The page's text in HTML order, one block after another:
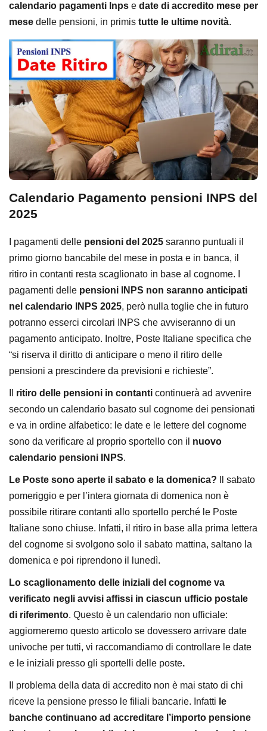
calendario pagamenti Inps e date di accredito mese per
mese delle pensioni, in primis tutte le ultime novità.
Calendario Pagamento pensioni INPS del
2025
I pagamenti delle pensioni del 2025 saranno puntuali il
primo giorno bancabile del mese in posta e in banca, il
ritiro in contanti resta scaglionato in base al cognome. I
pagamenti delle pensioni INPS non saranno anticipati
nel calendario INPS 2025, però nulla toglie che in futuro
potranno esserci circolari INPS che avviseranno di un
pagamento anticipato. Inoltre, Poste Italiane specifica che
“si riserva il diritto di anticipare o meno il ritiro delle
pensioni a prescindere da previsioni e richieste”.
ritiro delle pensioni in contanti continuerà ad avvenire
secondo un calendario basato sul cognome dei pensionati
e va in ordine alfabetico: le date e le lettere del cognome
sono da verificare al proprio sportello con il nuovo
calendario pensioni INPS.
Le Poste sono aperte il sabato e la domenica? Il sabato
pomeriggio e per l’intera giornata di domenica non è
possibile ritirare contanti allo sportello perché le Poste
Italiane sono chiuse. Infatti, il ritiro in base alla prima lettera
del cognome si svolgono solo il sabato mattina, saltano la
domenica e poi riprendono il lunedì.
Lo scaglionamento delle iniziali del cognome va
verificato negli avvisi affissi in ciascun ufficio postale
di riferimento. Questo è un calendario non ufficiale:
aggiorneremo questo articolo se dovessero arrivare date
univoche per tutti, vi raccomandiamo di controllare le date
e le iniziali presso gli sportelli delle poste.
Il problema della data di accredito non è mai stato di chi
riceve la pensione presso le filiali bancarie. Infatti le
banche continuano ad accreditare l’importo pensione